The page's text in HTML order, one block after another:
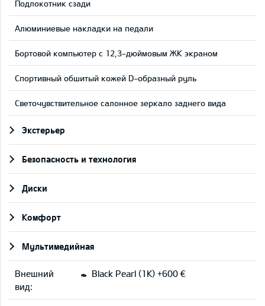
Подлокотник сзади
Aлюминиевые накладки на педали
Бортовой компьютер с 12,3-дюймовым ЖК экраном
Cпортивный обшитый кожей D-образный руль
Светочувствительное салонное зеркало заднего вида
Экстерьер
Безопасность и технология
Диски
Комфорт
Мультимедийная
Внешний
вид:
Black Pearl (1K) +600 €